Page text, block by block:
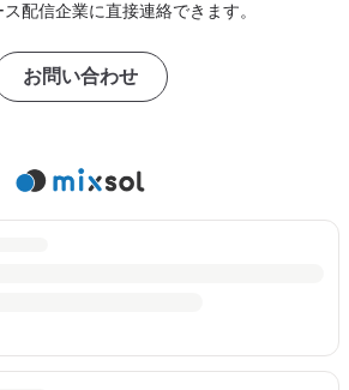
配信企業に直接連絡できます。
お問い合わせ